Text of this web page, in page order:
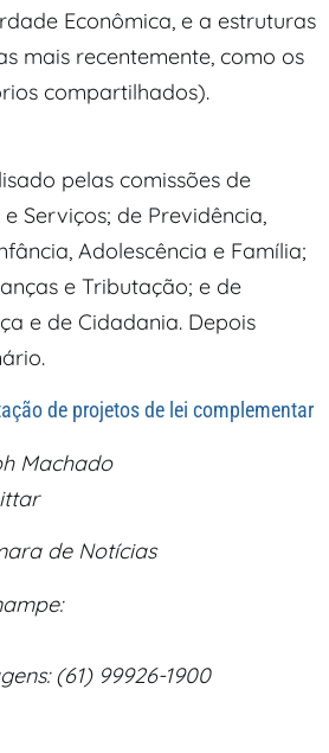
Econômica, e a estruturas
mais recentemente, como os
compartilhados).
pelas comissões de
Serviços; de Previdência,
Adolescência e Família;
e Tributação; e de
e de Cidadania. Depois
de projetos de lei complementar
Machado
de Notícias
(61) 99926-1900